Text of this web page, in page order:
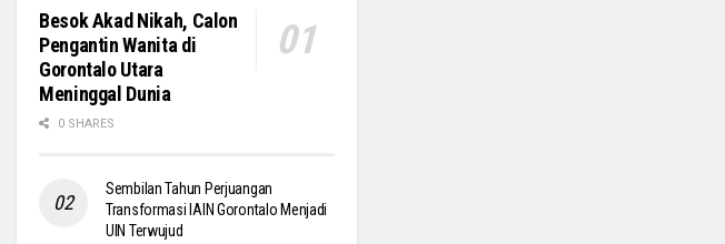
Besok Akad Nikah, Calon
Pengantin Wanita di
Gorontalo Utara
Meninggal Dunia
0 SHARES
Sembilan Tahun Perjuangan
Transformasi IAIN Gorontalo Menjadi
UIN Terwujud